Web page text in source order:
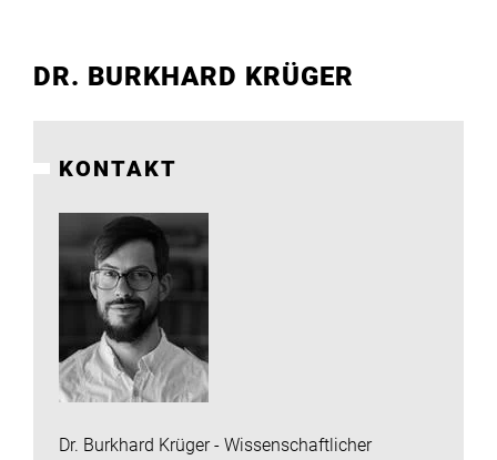
Infrastruktur
Aktuelles
DR. BURKHARD KRÜGER
KONTAKT
Dr. Burkhard Krüger - Wissenschaftlicher